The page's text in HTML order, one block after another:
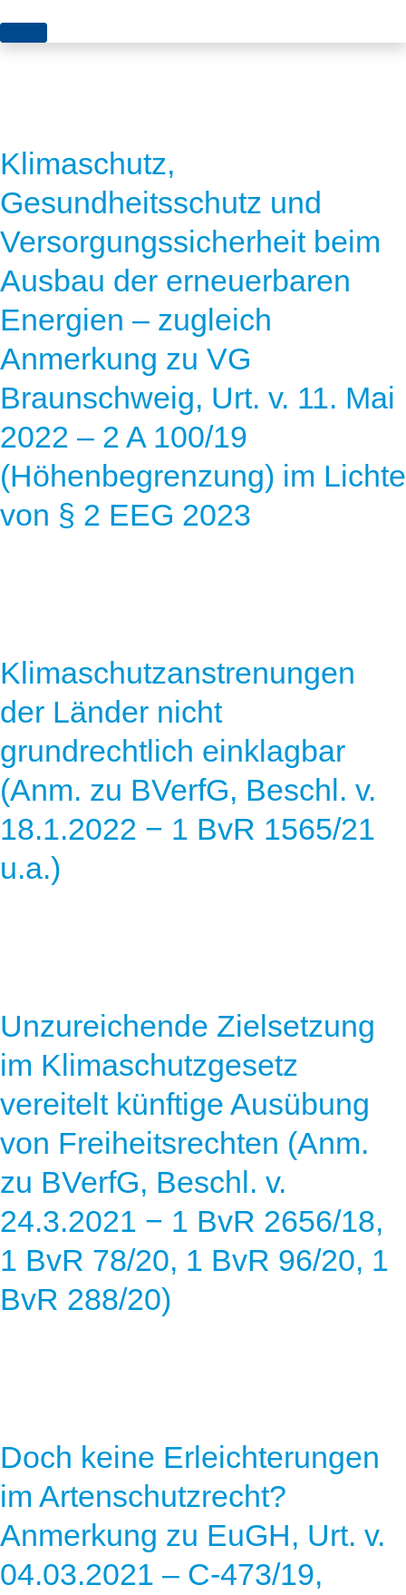
Themen
Flächen
Genehmigungen
Grundsatzfragen
Märkte
Netze
Sektorenkopplung
News
Blog
Karriere
Über uns
Stiftungsporträt
Team
Klimaschutz,
Gesundheitsschutz und
Versorgungssicherheit beim
Ausbau der erneuerbaren
Energien – zugleich
Anmerkung zu VG
Braunschweig, Urt. v. 11. Mai
2022 – 2 A 100/19
(Höhenbegrenzung) im Lichte
von § 2 EEG 2023
Klimaschutzanstrenungen
der Länder nicht
grundrechtlich einklagbar
(Anm. zu BVerfG, Beschl. v.
18.1.2022 − 1 BvR 1565/21
u.a.)
Unzureichende Zielsetzung
im Klimaschutzgesetz
vereitelt künftige Ausübung
von Freiheitsrechten (Anm.
zu BVerfG, Beschl. v.
24.3.2021 − 1 BvR 2656/18,
1 BvR 78/20, 1 BvR 96/20, 1
BvR 288/20)
Doch keine Erleichterungen
im Artenschutzrecht?
Anmerkung zu EuGH, Urt. v.
04.03.2021 – C‑473/19,